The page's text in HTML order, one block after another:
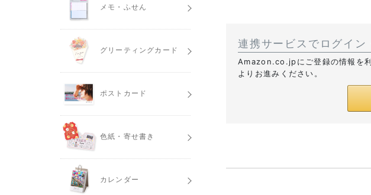
連携サービスでログイン
Amazon.co.jpにご登録の情報を
よりお進みください。
メモ・ふせん
グリーティングカード
ポストカード
色紙・寄せ書き
カレンダー